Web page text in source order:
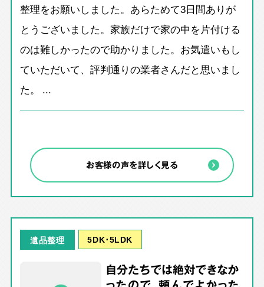
整理をお願いしました。あらためて3日間ありが
とうございました。家族だけで家の中を片付ける
のは難しかったので助かりました。お気遣いもし
ていただいて、評判通りの業者さんだと思いまし
た。 ...
お客様の声を詳しく見る
遺品整理 5DK･5LDK
自分たちでは絶対できなか